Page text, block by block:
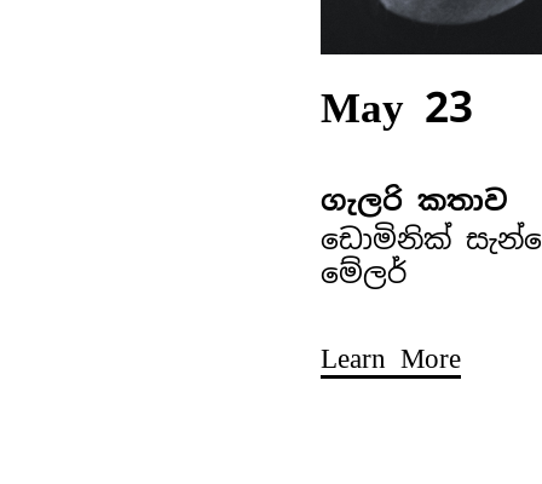
May 23
ගැලරි කතාව
ඩොමිනික්
මේලර්
Learn More